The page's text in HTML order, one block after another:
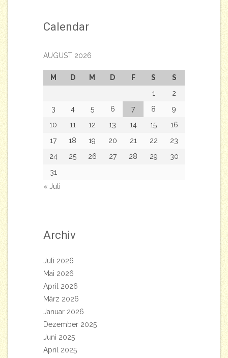
Calendar
AUGUST 2026
M D M D F S
S
1
2
3
4 5 6 7 8
9
10
11 12 13 14 15
16
17
18 19 20 21 22
23
24
25 26 27 28 29
30
31
« Juli
Archiv
Juli 2026
Mai 2026
April 2026
März 2026
Januar 2026
Dezember 2025
Juni 2025
April 2025